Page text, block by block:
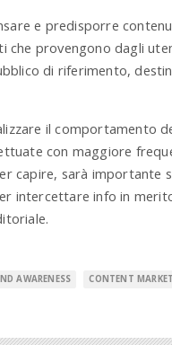
e predisporre
che provengono dagli
di riferimento,
il comportamento
con maggiore
capire, sarà importante
intercettare info in
AWARENESS
CONTENT